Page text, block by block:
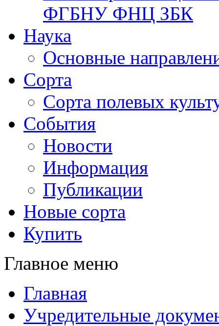
ФГБНУ ФНЦ ЗБК
Наука
Основные
Сорта
Сорта полевых
События
Новости
Информация
Публикации
Новые сорта
Купить
Главное меню
Главная
Учредительные